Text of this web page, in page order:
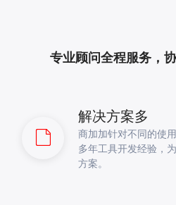
专业顾问全程服务，
解决方案多
商加加针对不同的使
多年工具开发经验，
方案。